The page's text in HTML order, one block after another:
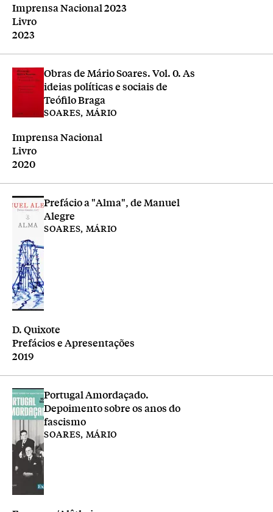
Editora
Imprensa Nacional 2023
Tipologia
Livro
Ano
2023
Obras de Mário Soares. Vol. 0. As
ideias políticas e sociais de
Teófilo Braga
SOARES, MÁRIO
Editora
Imprensa Nacional
Tipologia
Livro
Ano
2020
Prefácio a "Alma", de Manuel
Alegre
SOARES, MÁRIO
Editora
D. Quixote
Tipologia
Prefácios e Apresentações
Ano
2019
Portugal Amordaçado.
Depoimento sobre os anos do
fascismo
SOARES, MÁRIO